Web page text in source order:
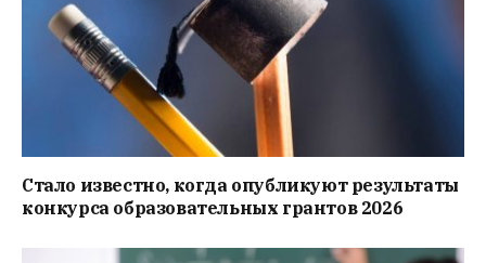
Стало известно, когда опубликуют результаты
конкурса образовательных грантов 2026